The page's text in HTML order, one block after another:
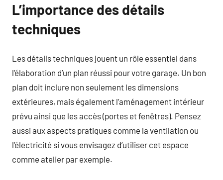
L’importance des détails
techniques
Les détails techniques jouent un rôle essentiel dans
l’élaboration d’un plan réussi pour votre garage. Un bon
plan doit inclure non seulement les dimensions
extérieures, mais également l’aménagement intérieur
prévu ainsi que les accès (portes et fenêtres). Pensez
aussi aux aspects pratiques comme la ventilation ou
l’électricité si vous envisagez d’utiliser cet espace
comme atelier par exemple.